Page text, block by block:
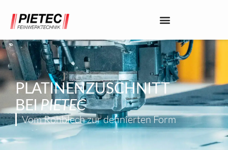
PLATINENZUSCHNITT
BEIPIETEC
Vom Rohblech zur definierten Form